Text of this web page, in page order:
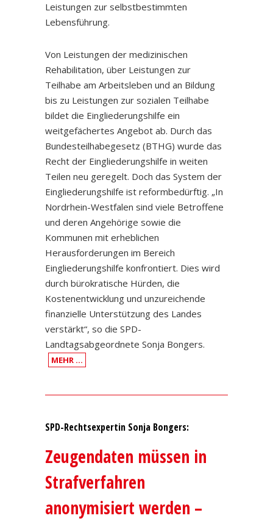
Leistungen zur selbstbestimmten
Lebensführung.
Von Leistungen der medizinischen
Rehabilitation, über Leistungen zur
Teilhabe am Arbeitsleben und an Bildung
bis zu Leistungen zur sozialen Teilhabe
bildet die Eingliederungshilfe ein
weitgefächertes Angebot ab. Durch das
Bundesteilhabegesetz (BTHG) wurde das
Recht der Eingliederungshilfe in weiten
Teilen neu geregelt. Doch das System der
Eingliederungshilfe ist reformbedürftig. „In
Nordrhein-Westfalen sind viele Betroffene
und deren Angehörige sowie die
Kommunen mit erheblichen
Herausforderungen im Bereich
Eingliederungshilfe konfrontiert. Dies wird
durch bürokratische Hürden, die
Kostenentwicklung und unzureichende
finanzielle Unterstützung des Landes
verstärkt“, so die SPD-
Landtagsabgeordnete Sonja Bongers.
MEHR …
SPD-Rechtsexpertin Sonja Bongers:
Zeugendaten müssen in
Strafverfahren
anonymisiert werden –